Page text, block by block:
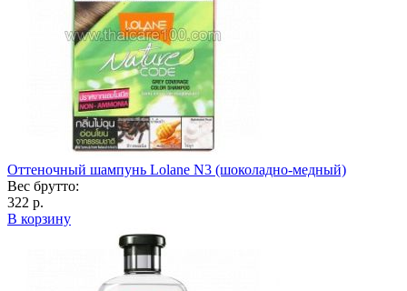
Оттеночный шампунь Lolane N3 (шоколадно-медный)
Вес брутто:
322 р.
В корзину